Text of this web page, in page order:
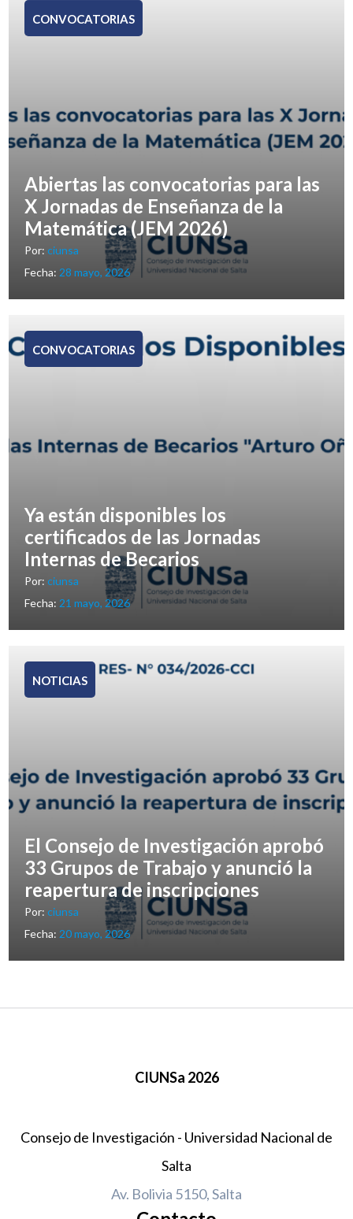
CONVOCATORIAS
Abiertas las convocatorias para las
X Jornadas de Enseñanza de la
Matemática (JEM 2026)
Por:ciunsa
Fecha: 28 mayo, 2026
CONVOCATORIAS
Ya están disponibles los
certificados de las Jornadas
Internas de Becarios
Por:ciunsa
Fecha: 21 mayo, 2026
NOTICIAS
El Consejo de Investigación aprobó
33 Grupos de Trabajo y anunció la
reapertura de inscripciones
Por:ciunsa
Fecha: 20 mayo, 2026
CIUNSa 2026
Consejo de Investigación - Universidad Nacional de
Salta
Av. Bolivia 5150, Salta